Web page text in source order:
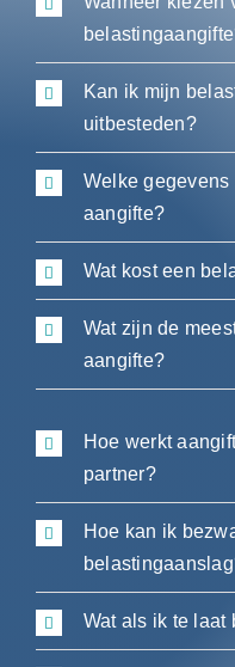
Kan ik mijn
uitbesteden?
Welke gegevens
aangifte?
Wat kost een
Wat zijn de
aangifte?
Hoe werkt
partner?
Hoe kan ik
Wat als ik te laat